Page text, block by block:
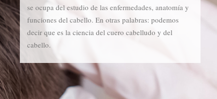
se ocupa del estudio de las enfermedades, anatomía y
funciones del cabello. En otras palabras: podemos
decir que es la ciencia del cuero cabelludo y del
cabello.